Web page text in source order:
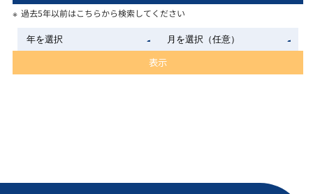
過去5年以前はこちらから検索してください
表示